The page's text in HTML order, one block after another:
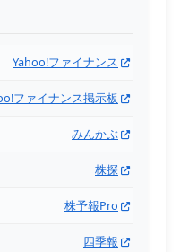
Yahoo!ファイナンス
ファイナンス掲示板
みんかぶ
株探
株予報Pro
四季報